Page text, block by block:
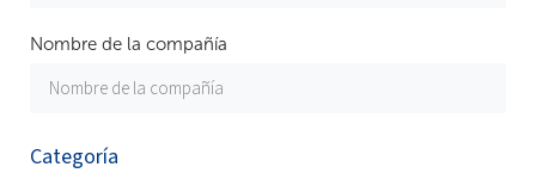
Nombre de la compañía
Categoría